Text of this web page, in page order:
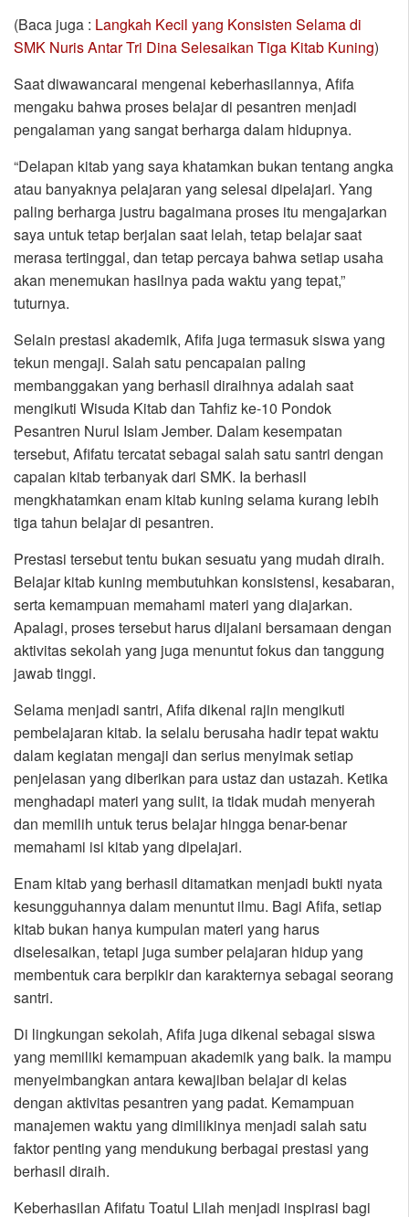
(Baca juga : Langkah Kecil yang Konsisten Selama di
SMK Nuris Antar Tri Dina Selesaikan Tiga Kitab Kuning)
Saat diwawancarai mengenai keberhasilannya, Afifa
mengaku bahwa proses belajar di pesantren menjadi
pengalaman yang sangat berharga dalam hidupnya.
“Delapan kitab yang saya khatamkan bukan tentang angka
atau banyaknya pelajaran yang selesai dipelajari. Yang
paling berharga justru bagaimana proses itu mengajarkan
saya untuk tetap berjalan saat lelah, tetap belajar saat
merasa tertinggal, dan tetap percaya bahwa setiap usaha
akan menemukan hasilnya pada waktu yang tepat,”
tuturnya.
Selain prestasi akademik, Afifa juga termasuk siswa yang
tekun mengaji. Salah satu pencapaian paling
membanggakan yang berhasil diraihnya adalah saat
mengikuti Wisuda Kitab dan Tahfiz ke-10 Pondok
Pesantren Nurul Islam Jember. Dalam kesempatan
tersebut, Afifatu tercatat sebagai salah satu santri dengan
capaian kitab terbanyak dari SMK. Ia berhasil
mengkhatamkan enam kitab kuning selama kurang lebih
tiga tahun belajar di pesantren.
Prestasi tersebut tentu bukan sesuatu yang mudah diraih.
Belajar kitab kuning membutuhkan konsistensi, kesabaran,
serta kemampuan memahami materi yang diajarkan.
Apalagi, proses tersebut harus dijalani bersamaan dengan
aktivitas sekolah yang juga menuntut fokus dan tanggung
jawab tinggi.
Selama menjadi santri, Afifa dikenal rajin mengikuti
pembelajaran kitab. Ia selalu berusaha hadir tepat waktu
dalam kegiatan mengaji dan serius menyimak setiap
penjelasan yang diberikan para ustaz dan ustazah. Ketika
menghadapi materi yang sulit, ia tidak mudah menyerah
dan memilih untuk terus belajar hingga benar-benar
memahami isi kitab yang dipelajari.
Enam kitab yang berhasil ditamatkan menjadi bukti nyata
kesungguhannya dalam menuntut ilmu. Bagi Afifa, setiap
kitab bukan hanya kumpulan materi yang harus
diselesaikan, tetapi juga sumber pelajaran hidup yang
membentuk cara berpikir dan karakternya sebagai seorang
santri.
Di lingkungan sekolah, Afifa juga dikenal sebagai siswa
yang memiliki kemampuan akademik yang baik. Ia mampu
menyeimbangkan antara kewajiban belajar di kelas
dengan aktivitas pesantren yang padat. Kemampuan
manajemen waktu yang dimilikinya menjadi salah satu
faktor penting yang mendukung berbagai prestasi yang
berhasil diraih.
Keberhasilan Afifatu Toatul Lilah menjadi inspirasi bagi